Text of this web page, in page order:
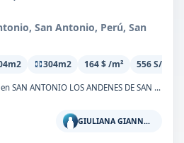
San Antonio, Perú, San
304m2 164 $ /m² 556 S/m²
TERRENO DE PLAYA en VENTA en SAN ANTONIO LOS ANDENES DE SAN ANTONIO N^0 Mz III, Lt 1 (colindante al club regatas lima, filial san Antonio) Venta: $5...
◉ GIULIANA GIANNONI